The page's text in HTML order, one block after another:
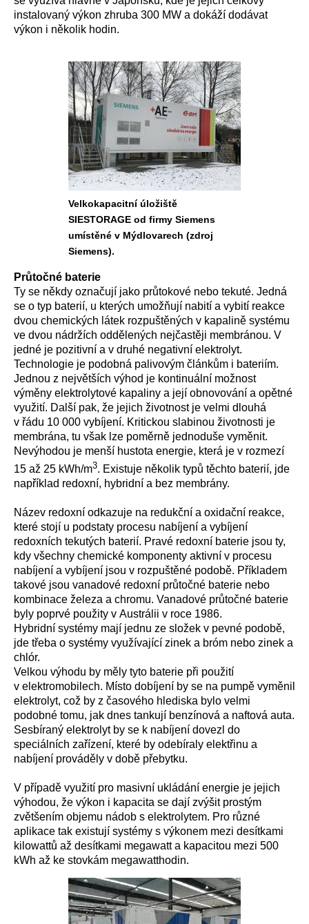
instalovaný výkon zhruba 300 MW a dokáží dodávat
výkon i několik hodin.
Velkokapacitní úložiště
SIESTORAGE od firmy Siemens
umístěné v Mýdlovarech (zdroj
Siemens).
Průtočné baterie
Ty se někdy označují jako průtokové nebo tekuté. Jedná
se o typ baterií, u kterých umožňují nabití a vybití reakce
dvou chemických látek rozpuštěných v kapalině systému
ve dvou nádržích oddělených nejčastěji membránou. V
jedné je pozitivní a v druhé negativní elektrolyt.
Technologie je podobná palivovým článkům i bateriím.
Jednou z největších výhod je kontinuální možnost
výměny elektrolytové kapaliny a její obnovování a opětné
využití. Další pak, že jejich životnost je velmi dlouhá
v řádu 10 000 vybíjení. Kritickou slabinou životnosti je
membrána, tu však lze poměrně jednoduše vyměnit.
Nevýhodou je menší hustota energie, která je v rozmezí
15 až 25 kWh/m3. Existuje několik typů těchto baterií, jde
například redoxní, hybridní a bez membrány.
Název redoxní odkazuje na redukční a oxidační reakce,
které stojí u podstaty procesu nabíjení a vybíjení
redoxních tekutých baterií. Pravé redoxní baterie jsou ty,
kdy všechny chemické komponenty aktivní v procesu
nabíjení a vybíjení jsou v rozpuštěné podobě. Příkladem
takové jsou vanadové redoxní průtočné baterie nebo
kombinace železa a chromu. Vanadové průtočné baterie
byly poprvé použity v Austrálii v roce 1986.
Hybridní systémy mají jednu ze složek v pevné podobě,
jde třeba o systémy využívající zinek a bróm nebo zinek a
chlór.
Velkou výhodu by měly tyto baterie při použití
v elektromobilech. Místo dobíjení by se na pumpě vyměnil
elektrolyt, což by z časového hlediska bylo velmi
podobné tomu, jak dnes tankují benzínová a naftová auta.
Sesbíraný elektrolyt by se k nabíjení dovezl do
speciálních zařízení, které by odebíraly elektřinu a
nabíjení prováděly v době přebytku.
V případě využití pro masivní ukládání energie je jejich
výhodou, že výkon i kapacita se dají zvýšit prostým
zvětšením objemu nádob s elektrolytem. Pro různé
aplikace tak existují systémy s výkonem mezi desítkami
kilowattů až desítkami megawatt a kapacitou mezi 500
kWh až ke stovkám megawatthodin.